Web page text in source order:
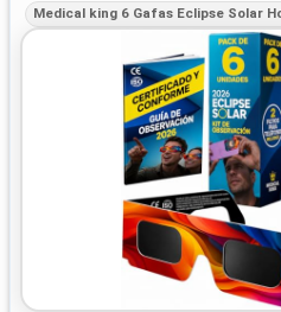
Medical king 6 Gafas Eclipse Solar